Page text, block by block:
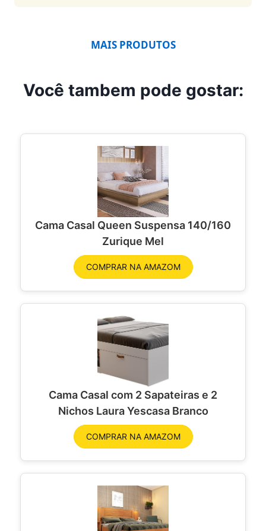
MAIS PRODUTOS
Você tambem pode gostar:
Cama Casal Queen Suspensa 140/160
Zurique Mel
COMPRAR NA AMAZOM
Cama Casal com 2 Sapateiras e 2
Nichos Laura Yescasa Branco
COMPRAR NA AMAZOM